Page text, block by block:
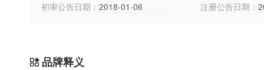
初审公告日期： 2018-01-06 注册公告日期：
品牌释义